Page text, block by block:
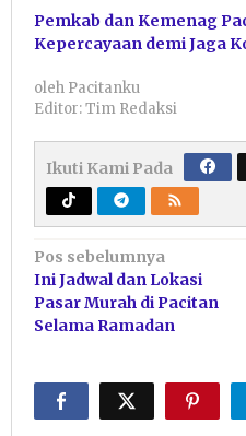
Pemkab dan Kemenag
Kepercayaan demi Jaga
oleh Pacitanku
Editor: Tim Redaksi
Ikuti Kami Pada
Navigasi
pos
Pos sebelumnya
Ini Jadwal dan Lokasi
Pasar Murah di Pacitan
Selama Ramadan